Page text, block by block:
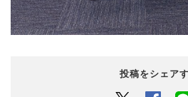
投稿をシェア